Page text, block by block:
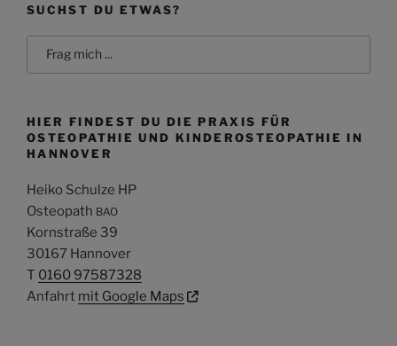
SUCHST DU ETWAS?
Search
for:
HIER FINDEST DU DIE PRAXIS FÜR
OSTEOPATHIE UND KINDEROSTEOPATHIE IN
HANNOVER
Heiko Schulze HP
Osteopath BAO
Kornstraße 39
30167 Hannover
T 0160 97587328
Anfahrt mit Google Maps